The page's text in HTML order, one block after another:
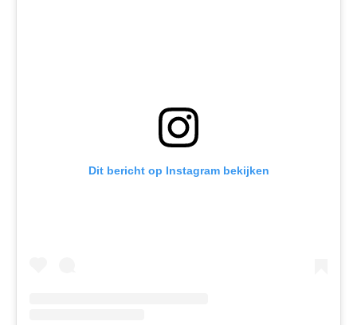
Dit bericht op Instagram bekijken